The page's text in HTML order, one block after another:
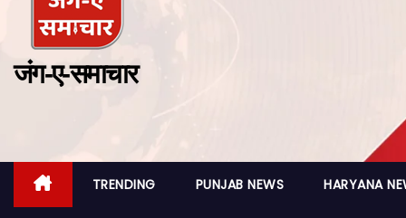
जंग-ए-समाचार
TRENDING PUNJAB NEWS HARYANA